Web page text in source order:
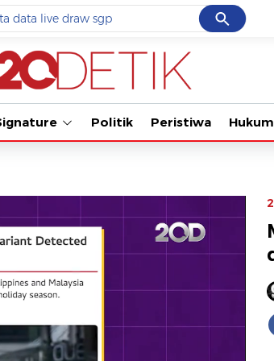
Cancel
ramai dicari
draw sgp
hari ini
dicari
Tonton kabar terbaru PIALA
Politik Peristiwa Hukum